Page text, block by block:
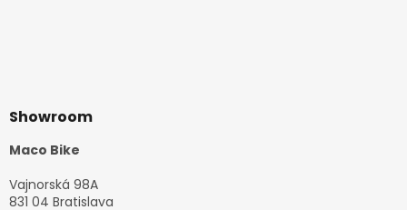
Showroom
Maco Bike
Vajnorská 98A
831 04 Bratislava